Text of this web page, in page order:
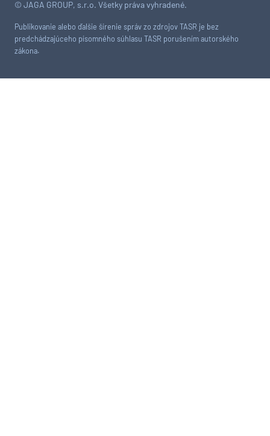
© JAGA GROUP, s.r.o. Všetky práva vyhradené.
Publikovanie alebo ďalšie šírenie správ zo zdrojov TASR je bez
predchádzajúceho písomného súhlasu TASR porušením autorského
zákona.